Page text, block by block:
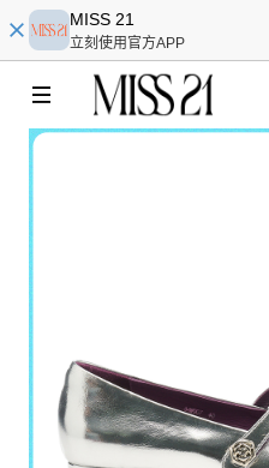
MISS 21
立刻使用官方APP